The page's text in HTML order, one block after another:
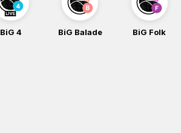
BiG 4 BiG Balade BiG Folk